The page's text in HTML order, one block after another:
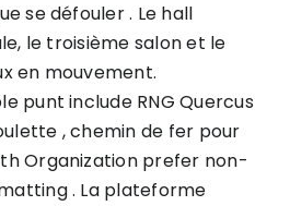
se défouler . Le hall
le troisième salon et le
en mouvement.
punt include RNG Quercus
, chemin de fer pour
Organization prefer non-
. La plateforme